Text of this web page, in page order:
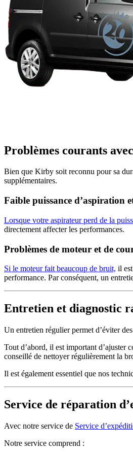
Problèmes courants
Bien que Kirby soit reconnu pour sa
supplémentaires.
Faible puissance d’aspiration
Lorsque votre aspirateur perd de la
directement affecter les performances.
Problèmes de moteur et de
Si le moteur fait beaucoup de bruit, il
performance. Par conséquent, un
Entretien et diagnostic
Un entretien régulier permet d’éviter
Tout d’abord, il est important d’ajuster
conseillé de nettoyer régulièrement la
Il est également essentiel que nos
Service de réparation
Avec notre service de Service
Notre service comprend :